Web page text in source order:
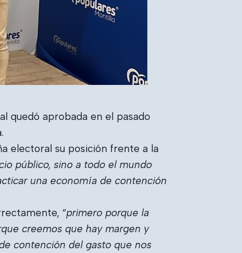
quedó aprobada en el pasado
electoral su posición frente a la
público, sino a todo el mundo
una economía de contención
“primero porque la
creemos que hay margen y
contención del gasto que nos